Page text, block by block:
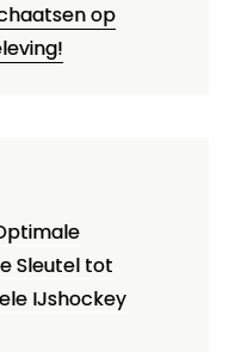
op
Sleutel tot
IJshockey